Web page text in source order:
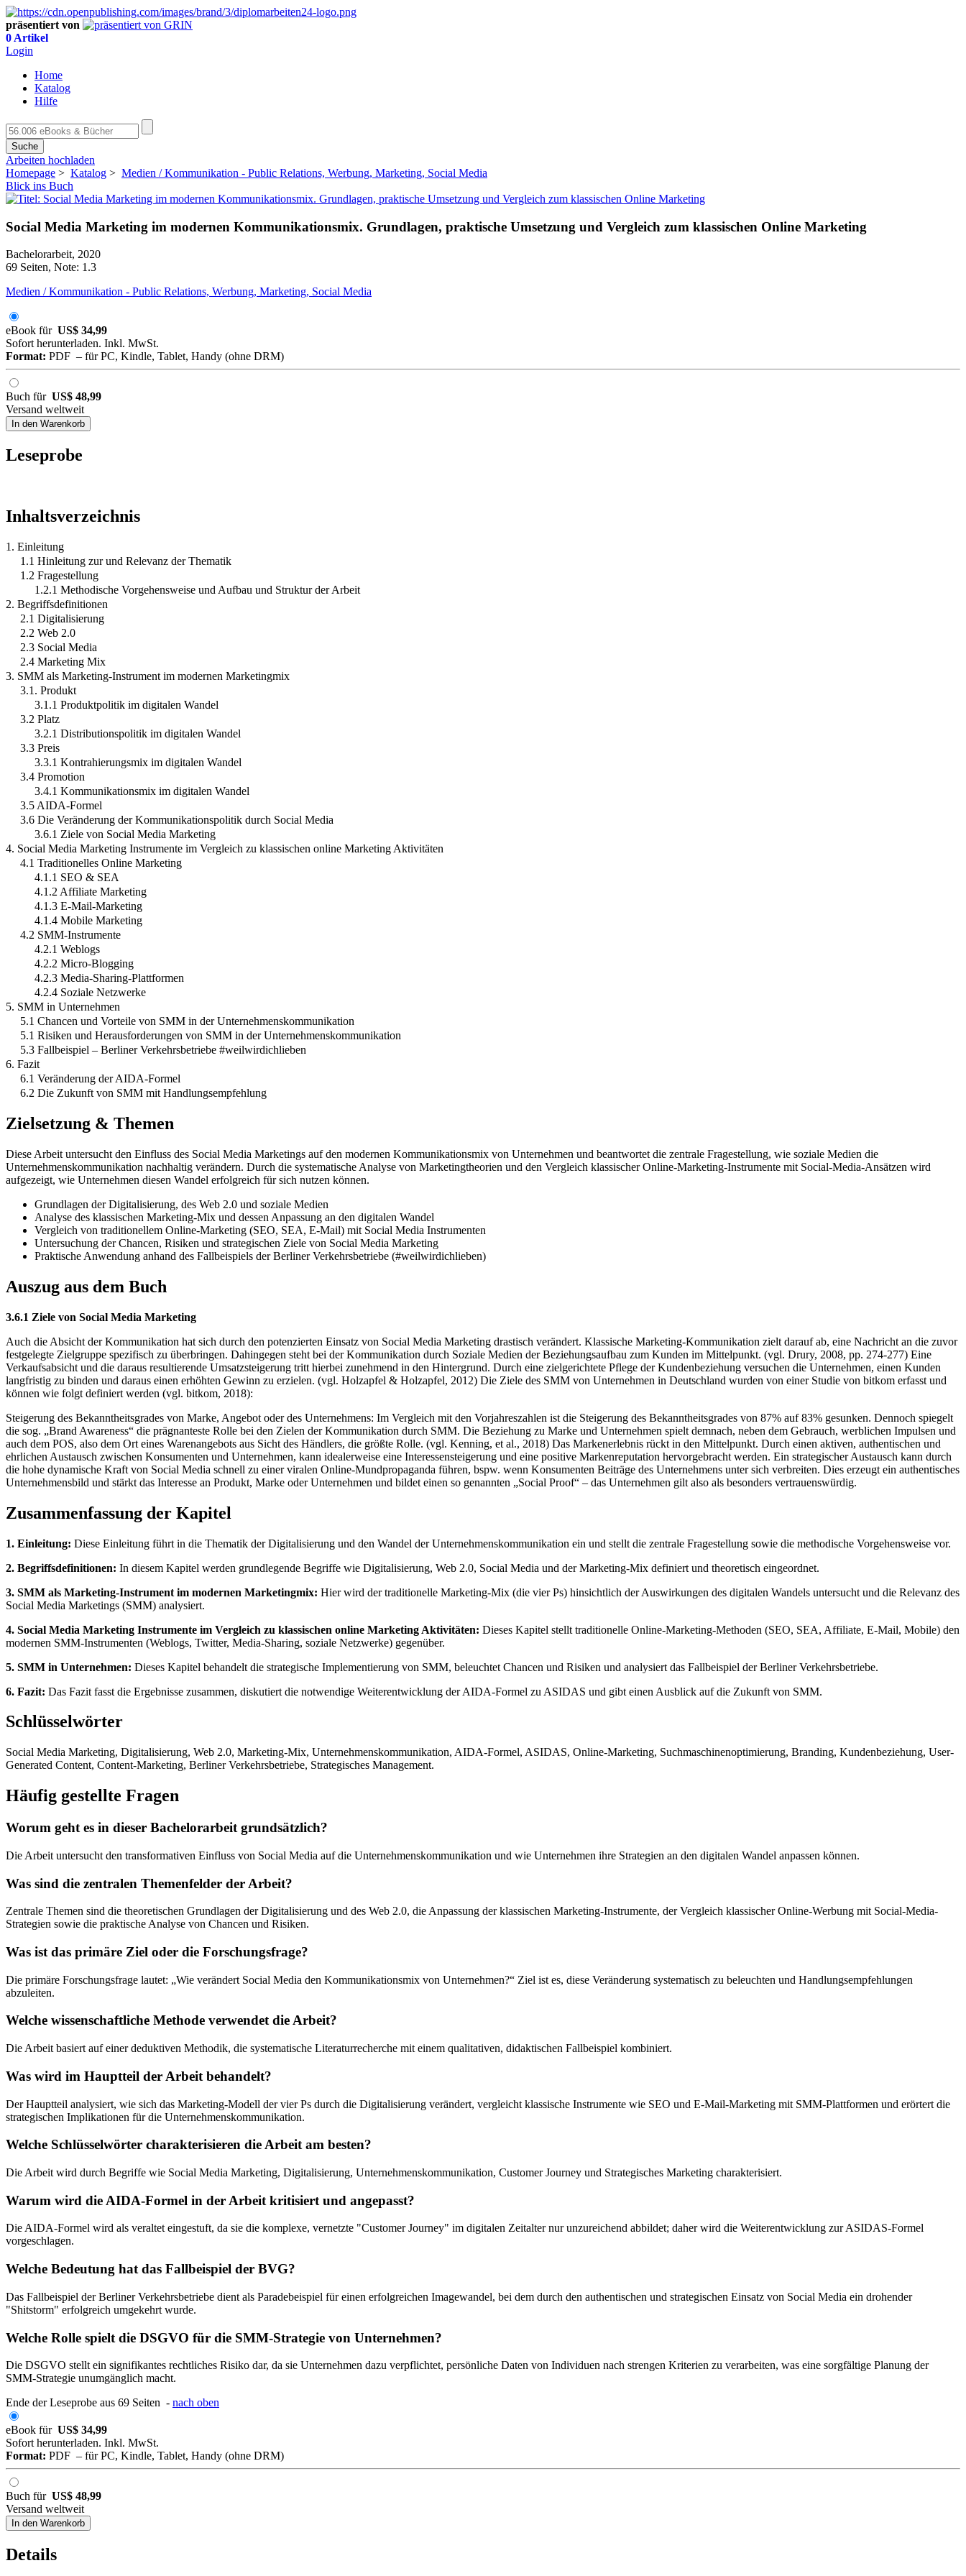
präsentiert von
0 Artikel
Login
Home
Katalog
Hilfe
Suche
Arbeiten hochladen
Homepage > Katalog > Medien / Kommunikation - Public Relations, Werbung, Marketing, Social Media
Blick ins Buch
Social Media Marketing im modernen Kommunikationsmix. Grundlagen, praktische Umsetzung und Vergleich zum klassischen Online Marketing
Bachelorarbeit, 2020
69 Seiten, Note: 1.3
Medien / Kommunikation - Public Relations, Werbung, Marketing, Social Media
eBook für US$ 34,99
Sofort herunterladen. Inkl. MwSt.
Format: PDF – für PC, Kindle, Tablet, Handy (ohne DRM)
Buch für US$ 48,99
Versand weltweit
In den Warenkorb
Leseprobe
Inhaltsverzeichnis
1. Einleitung
1.1 Hinleitung zur und Relevanz der Thematik
1.2 Fragestellung
1.2.1 Methodische Vorgehensweise und Aufbau und Struktur der Arbeit
2. Begriffsdefinitionen
2.1 Digitalisierung
2.2 Web 2.0
2.3 Social Media
2.4 Marketing Mix
3. SMM als Marketing-Instrument im modernen Marketingmix
3.1. Produkt
3.1.1 Produktpolitik im digitalen Wandel
3.2 Platz
3.2.1 Distributionspolitik im digitalen Wandel
3.3 Preis
3.3.1 Kontrahierungsmix im digitalen Wandel
3.4 Promotion
3.4.1 Kommunikationsmix im digitalen Wandel
3.5 AIDA-Formel
3.6 Die Veränderung der Kommunikationspolitik durch Social Media
3.6.1 Ziele von Social Media Marketing
4. Social Media Marketing Instrumente im Vergleich zu klassischen online Marketing Aktivitäten
4.1 Traditionelles Online Marketing
4.1.1 SEO & SEA
4.1.2 Affiliate Marketing
4.1.3 E-Mail-Marketing
4.1.4 Mobile Marketing
4.2 SMM-Instrumente
4.2.1 Weblogs
4.2.2 Micro-Blogging
4.2.3 Media-Sharing-Plattformen
4.2.4 Soziale Netzwerke
5. SMM in Unternehmen
5.1 Chancen und Vorteile von SMM in der Unternehmenskommunikation
5.1 Risiken und Herausforderungen von SMM in der Unternehmenskommunikation
5.3 Fallbeispiel – Berliner Verkehrsbetriebe #weilwirdichlieben
6. Fazit
6.1 Veränderung der AIDA-Formel
6.2 Die Zukunft von SMM mit Handlungsempfehlung
Zielsetzung & Themen
Diese Arbeit untersucht den Einfluss des Social Media Marketings auf den modernen Kommunikationsmix von Unternehmen und beantwortet die zentrale Fragestellung, wie soziale Medien die
Unternehmenskommunikation nachhaltig verändern. Durch die systematische Analyse von Marketingtheorien und den Vergleich klassischer Online-Marketing-Instrumente mit Social-Media-Ansätzen wird
aufgezeigt, wie Unternehmen diesen Wandel erfolgreich für sich nutzen können.
Grundlagen der Digitalisierung, des Web 2.0 und soziale Medien
Analyse des klassischen Marketing-Mix und dessen Anpassung an den digitalen Wandel
Vergleich von traditionellem Online-Marketing (SEO, SEA, E-Mail) mit Social Media Instrumenten
Untersuchung der Chancen, Risiken und strategischen Ziele von Social Media Marketing
Praktische Anwendung anhand des Fallbeispiels der Berliner Verkehrsbetriebe (#weilwirdichlieben)
Auszug aus dem Buch
3.6.1 Ziele von Social Media Marketing
Auch die Absicht der Kommunikation hat sich durch den potenzierten Einsatz von Social Media Marketing drastisch verändert. Klassische Marketing-Kommunikation zielt darauf ab, eine Nachricht an die zuvor
festgelegte Zielgruppe spezifisch zu überbringen. Dahingegen steht bei der Kommunikation durch Soziale Medien der Beziehungsaufbau zum Kunden im Mittelpunkt. (vgl. Drury, 2008, pp. 274-277) Eine
Verkaufsabsicht und die daraus resultierende Umsatzsteigerung tritt hierbei zunehmend in den Hintergrund. Durch eine zielgerichtete Pflege der Kundenbeziehung versuchen die Unternehmen, einen Kunden
langfristig zu binden und daraus einen erhöhten Gewinn zu erzielen. (vgl. Holzapfel & Holzapfel, 2012) Die Ziele des SMM von Unternehmen in Deutschland wurden von einer Studie von bitkom erfasst und
können wie folgt definiert werden (vgl. bitkom, 2018):
Steigerung des Bekanntheitsgrades von Marke, Angebot oder des Unternehmens: Im Vergleich mit den Vorjahreszahlen ist die Steigerung des Bekanntheitsgrades von 87% auf 83% gesunken. Dennoch spiegelt
die sog. „Brand Awareness“ die prägnanteste Rolle bei den Zielen der Kommunikation durch SMM. Die Beziehung zu Marke und Unternehmen spielt demnach, neben dem Gebrauch, werblichen Impulsen und
auch dem POS, also dem Ort eines Warenangebots aus Sicht des Händlers, die größte Rolle. (vgl. Kenning, et al., 2018) Das Markenerlebnis rückt in den Mittelpunkt. Durch einen aktiven, authentischen und
ehrlichen Austausch zwischen Konsumenten und Unternehmen, kann idealerweise eine Interessensteigerung und eine positive Markenreputation hervorgebracht werden. Ein strategischer Austausch kann durch
die hohe dynamische Kraft von Social Media schnell zu einer viralen Online-Mundpropaganda führen, bspw. wenn Konsumenten Beiträge des Unternehmens unter sich verbreiten. Dies erzeugt ein authentisches
Unternehmensbild und stärkt das Interesse an Produkt, Marke oder Unternehmen und bildet einen so genannten „Social Proof“ – das Unternehmen gilt also als besonders vertrauenswürdig.
Zusammenfassung der Kapitel
1. Einleitung: Diese Einleitung führt in die Thematik der Digitalisierung und den Wandel der Unternehmenskommunikation ein und stellt die zentrale Fragestellung sowie die methodische Vorgehensweise vor.
2. Begriffsdefinitionen: In diesem Kapitel werden grundlegende Begriffe wie Digitalisierung, Web 2.0, Social Media und der Marketing-Mix definiert und theoretisch eingeordnet.
3. SMM als Marketing-Instrument im modernen Marketingmix: Hier wird der traditionelle Marketing-Mix (die vier Ps) hinsichtlich der Auswirkungen des digitalen Wandels untersucht und die Relevanz des
Social Media Marketings (SMM) analysiert.
4. Social Media Marketing Instrumente im Vergleich zu klassischen online Marketing Aktivitäten: Dieses Kapitel stellt traditionelle Online-Marketing-Methoden (SEO, SEA, Affiliate, E-Mail, Mobile) den
modernen SMM-Instrumenten (Weblogs, Twitter, Media-Sharing, soziale Netzwerke) gegenüber.
5. SMM in Unternehmen: Dieses Kapitel behandelt die strategische Implementierung von SMM, beleuchtet Chancen und Risiken und analysiert das Fallbeispiel der Berliner Verkehrsbetriebe.
6. Fazit: Das Fazit fasst die Ergebnisse zusammen, diskutiert die notwendige Weiterentwicklung der AIDA-Formel zu ASIDAS und gibt einen Ausblick auf die Zukunft von SMM.
Schlüsselwörter
Social Media Marketing, Digitalisierung, Web 2.0, Marketing-Mix, Unternehmenskommunikation, AIDA-Formel, ASIDAS, Online-Marketing, Suchmaschinenoptimierung, Branding, Kundenbeziehung, User-
Generated Content, Content-Marketing, Berliner Verkehrsbetriebe, Strategisches Management.
Häufig gestellte Fragen
Worum geht es in dieser Bachelorarbeit grundsätzlich?
Die Arbeit untersucht den transformativen Einfluss von Social Media auf die Unternehmenskommunikation und wie Unternehmen ihre Strategien an den digitalen Wandel anpassen können.
Was sind die zentralen Themenfelder der Arbeit?
Zentrale Themen sind die theoretischen Grundlagen der Digitalisierung und des Web 2.0, die Anpassung der klassischen Marketing-Instrumente, der Vergleich klassischer Online-Werbung mit Social-Media-
Strategien sowie die praktische Analyse von Chancen und Risiken.
Was ist das primäre Ziel oder die Forschungsfrage?
Die primäre Forschungsfrage lautet: „Wie verändert Social Media den Kommunikationsmix von Unternehmen?“ Ziel ist es, diese Veränderung systematisch zu beleuchten und Handlungsempfehlungen
abzuleiten.
Welche wissenschaftliche Methode verwendet die Arbeit?
Die Arbeit basiert auf einer deduktiven Methodik, die systematische Literaturrecherche mit einem qualitativen, didaktischen Fallbeispiel kombiniert.
Was wird im Hauptteil der Arbeit behandelt?
Der Hauptteil analysiert, wie sich das Marketing-Modell der vier Ps durch die Digitalisierung verändert, vergleicht klassische Instrumente wie SEO und E-Mail-Marketing mit SMM-Plattformen und erörtert die
strategischen Implikationen für die Unternehmenskommunikation.
Welche Schlüsselwörter charakterisieren die Arbeit am besten?
Die Arbeit wird durch Begriffe wie Social Media Marketing, Digitalisierung, Unternehmenskommunikation, Customer Journey und Strategisches Marketing charakterisiert.
Warum wird die AIDA-Formel in der Arbeit kritisiert und angepasst?
Die AIDA-Formel wird als veraltet eingestuft, da sie die komplexe, vernetzte "Customer Journey" im digitalen Zeitalter nur unzureichend abbildet; daher wird die Weiterentwicklung zur ASIDAS-Formel
vorgeschlagen.
Welche Bedeutung hat das Fallbeispiel der BVG?
Das Fallbeispiel der Berliner Verkehrsbetriebe dient als Paradebeispiel für einen erfolgreichen Imagewandel, bei dem durch den authentischen und strategischen Einsatz von Social Media ein drohender
"Shitstorm" erfolgreich umgekehrt wurde.
Welche Rolle spielt die DSGVO für die SMM-Strategie von Unternehmen?
Die DSGVO stellt ein signifikantes rechtliches Risiko dar, da sie Unternehmen dazu verpflichtet, persönliche Daten von Individuen nach strengen Kriterien zu verarbeiten, was eine sorgfältige Planung der
SMM-Strategie unumgänglich macht.
Ende der Leseprobe aus 69 Seiten - nach oben
eBook für US$ 34,99
Sofort herunterladen. Inkl. MwSt.
Format: PDF – für PC, Kindle, Tablet, Handy (ohne DRM)
Buch für US$ 48,99
Versand weltweit
In den Warenkorb
Details